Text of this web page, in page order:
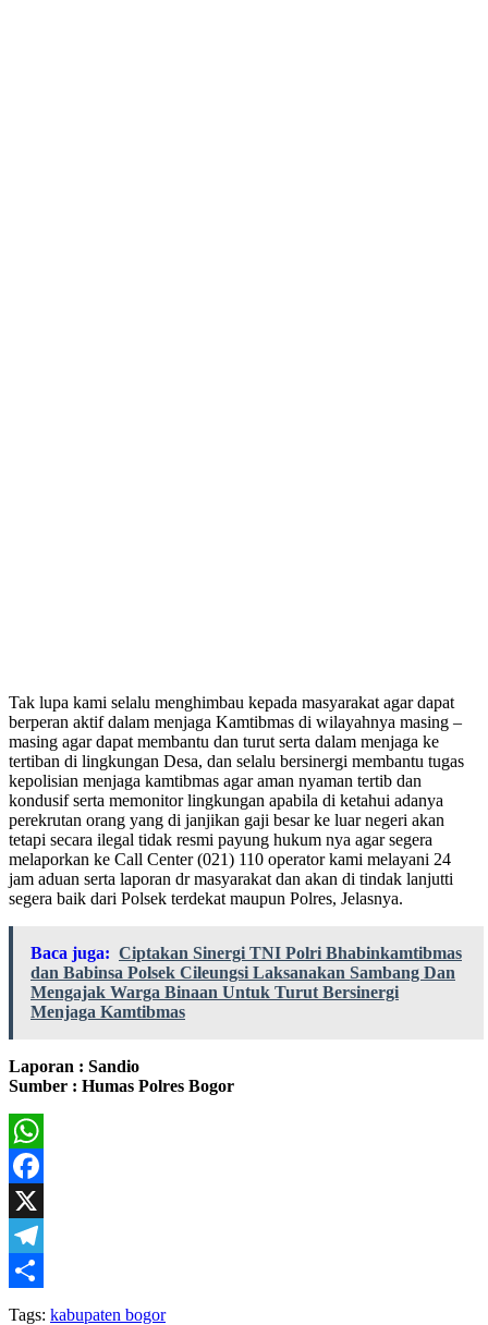
Tak lupa kami selalu menghimbau kepada masyarakat agar dapat
berperan aktif dalam menjaga Kamtibmas di wilayahnya masing –
masing agar dapat membantu dan turut serta dalam menjaga ke
tertiban di lingkungan Desa, dan selalu bersinergi membantu tugas
kepolisian menjaga kamtibmas agar aman nyaman tertib dan
kondusif serta memonitor lingkungan apabila di ketahui adanya
perekrutan orang yang di janjikan gaji besar ke luar negeri akan
tetapi secara ilegal tidak resmi payung hukum nya agar segera
melaporkan ke Call Center (021) 110 operator kami melayani 24
jam aduan serta laporan dr masyarakat dan akan di tindak lanjutti
segera baik dari Polsek terdekat maupun Polres, Jelasnya.
Baca juga: Ciptakan Sinergi TNI Polri Bhabinkamtibmas
dan Babinsa Polsek Cileungsi Laksanakan Sambang Dan
Mengajak Warga Binaan Untuk Turut Bersinergi
Menjaga Kamtibmas
Laporan : Sandio
Sumber : Humas Polres Bogor
WhatsApp
Facebook
X
Telegram
Share
Tags: kabupaten bogor